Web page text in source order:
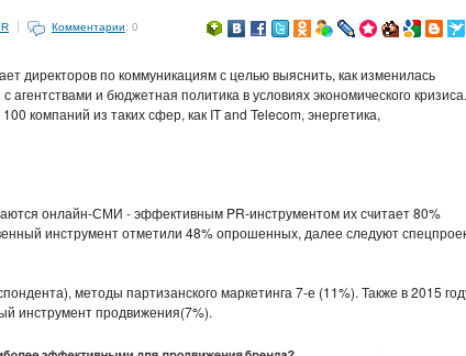
Комментарии: 0
директоров по коммуникациям с целью выяснить, как изменилась
агентствами и бюджетная политика в условиях экономического
компаний из таких сфер, как IT and Telecom, энергетика,
онлайн-СМИ - эффективным PR-инструментом их считает 80%
инструмент отметили 48% опрошенных, далее следуют
методы партизанского маркетинга 7-е (11%). Также в 2015
инструмент продвижения(7%).